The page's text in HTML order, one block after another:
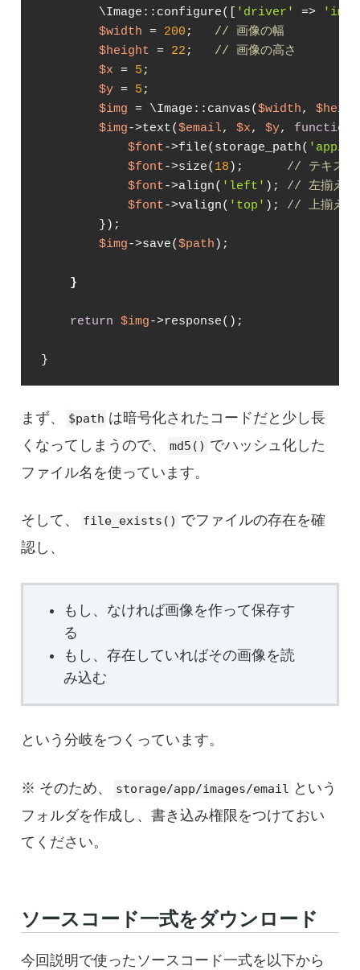
        \Image::configure([
'driver' =>
$width = 200 ; // 画像の幅
$height = 22 ; // 画像の高さ
$x = 5 ;
$y = 5 ;
$img = \Image::canvas($width,
$img->text($email, $x, $y, function
$font->file(storage_path( 'app/
$font->size(18); // テキスト
$font->align( 'left' ); // 左揃え
$font->valign( 'top' ); // 上揃え
        });
$img->save($path);
}
return $img->response();
}
まず、 $path は暗号化されたコードだと少し長
くなってしまうので、
md5() でハッシュ化した
ファイル名を使っています。
そして、 file_exists() でファイルの存在を確
認し、
もし、なければ画像を作って保存す
る
もし、存在していればその画像を読
み込む
という分岐をつくっています。
※ そのため、 storage/app/images/email という
フォルダを作成し、書き込み権限をつけておい
てください。
ソースコード一式をダウンロード
今回説明で使ったソースコード一式を以下から